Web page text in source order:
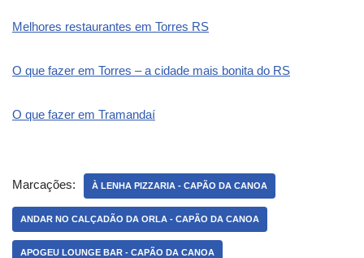
Melhores restaurantes em Torres RS
O que fazer em Torres – a cidade mais bonita do RS
O que fazer em Tramandaí
Marcações: À LENHA PIZZARIA - CAPÃO DA CANOA
ANDAR NO CALÇADÃO DA ORLA - CAPÃO DA CANOA
APOGEU LOUNGE BAR - CAPÃO DA CANOA